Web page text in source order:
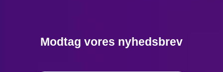
Modtag vores nyhedsbrev